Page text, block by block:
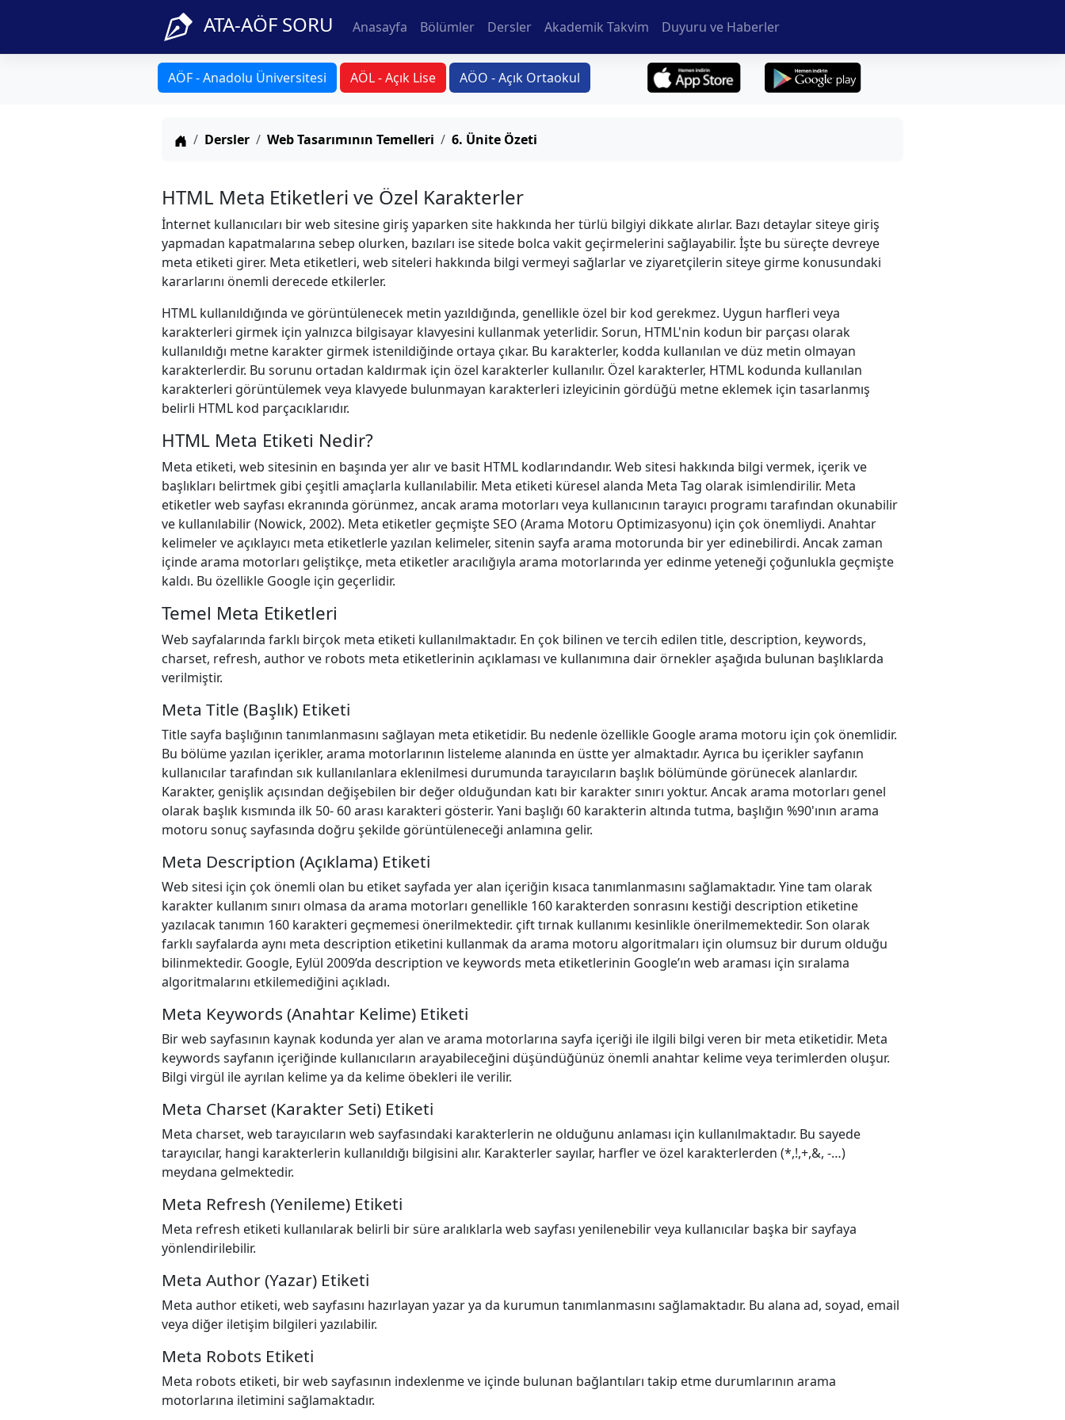
ATA-AÖF SORU Anasayfa Bölümler Dersler Akademik Takvim Duyuru ve Haberler
AÖF - Anadolu Üniversitesi AÖL - Açık Lise AÖO - Açık Ortaokul
Anasayfa
Dersler Web Tasarımının Temelleri 6. Ünite Özeti
HTML Meta Etiketleri ve Özel Karakterler
İnternet kullanıcıları bir web sitesine giriş yaparken site hakkında her türlü bilgiyi dikkate alırlar. Bazı detaylar siteye giriş
yapmadan kapatmalarına sebep olurken, bazıları ise sitede bolca vakit geçirmelerini sağlayabilir. İşte bu süreçte devreye
meta etiketi girer. Meta etiketleri, web siteleri hakkında bilgi vermeyi sağlarlar ve ziyaretçilerin siteye girme konusundaki
kararlarını önemli derecede etkilerler.
HTML kullanıldığında ve görüntülenecek metin yazıldığında, genellikle özel bir kod gerekmez. Uygun harfleri veya
karakterleri girmek için yalnızca bilgisayar klavyesini kullanmak yeterlidir. Sorun, HTML'nin kodun bir parçası olarak
kullanıldığı metne karakter girmek istenildiğinde ortaya çıkar. Bu karakterler, kodda kullanılan ve düz metin olmayan
karakterlerdir. Bu sorunu ortadan kaldırmak için özel karakterler kullanılır. Özel karakterler, HTML kodunda kullanılan
karakterleri görüntülemek veya klavyede bulunmayan karakterleri izleyicinin gördüğü metne eklemek için tasarlanmış
belirli HTML kod parçacıklarıdır.
HTML Meta Etiketi Nedir?
Meta etiketi, web sitesinin en başında yer alır ve basit HTML kodlarındandır. Web sitesi hakkında bilgi vermek, içerik ve
başlıkları belirtmek gibi çeşitli amaçlarla kullanılabilir. Meta etiketi küresel alanda Meta Tag olarak isimlendirilir. Meta
etiketler web sayfası ekranında görünmez, ancak arama motorları veya kullanıcının tarayıcı programı tarafından okunabilir
ve kullanılabilir (Nowick, 2002). Meta etiketler geçmişte SEO (Arama Motoru Optimizasyonu) için çok önemliydi. Anahtar
kelimeler ve açıklayıcı meta etiketlerle yazılan kelimeler, sitenin sayfa arama motorunda bir yer edinebilirdi. Ancak zaman
içinde arama motorları geliştikçe, meta etiketler aracılığıyla arama motorlarında yer edinme yeteneği çoğunlukla geçmişte
kaldı. Bu özellikle Google için geçerlidir.
Temel Meta Etiketleri
Web sayfalarında farklı birçok meta etiketi kullanılmaktadır. En çok bilinen ve tercih edilen title, description, keywords,
charset, refresh, author ve robots meta etiketlerinin açıklaması ve kullanımına dair örnekler aşağıda bulunan başlıklarda
verilmiştir.
Meta Title (Başlık) Etiketi
Title sayfa başlığının tanımlanmasını sağlayan meta etiketidir. Bu nedenle özellikle Google arama motoru için çok önemlidir.
Bu bölüme yazılan içerikler, arama motorlarının listeleme alanında en üstte yer almaktadır. Ayrıca bu içerikler sayfanın
kullanıcılar tarafından sık kullanılanlara eklenilmesi durumunda tarayıcıların başlık bölümünde görünecek alanlardır.
Karakter, genişlik açısından değişebilen bir değer olduğundan katı bir karakter sınırı yoktur. Ancak arama motorları genel
olarak başlık kısmında ilk 50- 60 arası karakteri gösterir. Yani başlığı 60 karakterin altında tutma, başlığın %90'ının arama
motoru sonuç sayfasında doğru şekilde görüntüleneceği anlamına gelir.
Meta Description (Açıklama) Etiketi
Web sitesi için çok önemli olan bu etiket sayfada yer alan içeriğin kısaca tanımlanmasını sağlamaktadır. Yine tam olarak
karakter kullanım sınırı olmasa da arama motorları genellikle 160 karakterden sonrasını kestiği description etiketine
yazılacak tanımın 160 karakteri geçmemesi önerilmektedir. çift tırnak kullanımı kesinlikle önerilmemektedir. Son olarak
farklı sayfalarda aynı meta description etiketini kullanmak da arama motoru algoritmaları için olumsuz bir durum olduğu
bilinmektedir. Google, Eylül 2009’da description ve keywords meta etiketlerinin Google’ın web araması için sıralama
algoritmalarını etkilemediğini açıkladı.
Meta Keywords (Anahtar Kelime) Etiketi
Bir web sayfasının kaynak kodunda yer alan ve arama motorlarına sayfa içeriği ile ilgili bilgi veren bir meta etiketidir. Meta
keywords sayfanın içeriğinde kullanıcıların arayabileceğini düşündüğünüz önemli anahtar kelime veya terimlerden oluşur.
Bilgi virgül ile ayrılan kelime ya da kelime öbekleri ile verilir.
Meta Charset (Karakter Seti) Etiketi
Meta charset, web tarayıcıların web sayfasındaki karakterlerin ne olduğunu anlaması için kullanılmaktadır. Bu sayede
tarayıcılar, hangi karakterlerin kullanıldığı bilgisini alır. Karakterler sayılar, harfler ve özel karakterlerden (*,!,+,&, -…)
meydana gelmektedir.
Meta Refresh (Yenileme) Etiketi
Meta refresh etiketi kullanılarak belirli bir süre aralıklarla web sayfası yenilenebilir veya kullanıcılar başka bir sayfaya
yönlendirilebilir.
Meta Author (Yazar) Etiketi
Meta author etiketi, web sayfasını hazırlayan yazar ya da kurumun tanımlanmasını sağlamaktadır. Bu alana ad, soyad, email
veya diğer iletişim bilgileri yazılabilir.
Meta Robots Etiketi
Meta robots etiketi, bir web sayfasının indexlenme ve içinde bulunan bağlantıları takip etme durumlarının arama
motorlarına iletimini sağlamaktadır.